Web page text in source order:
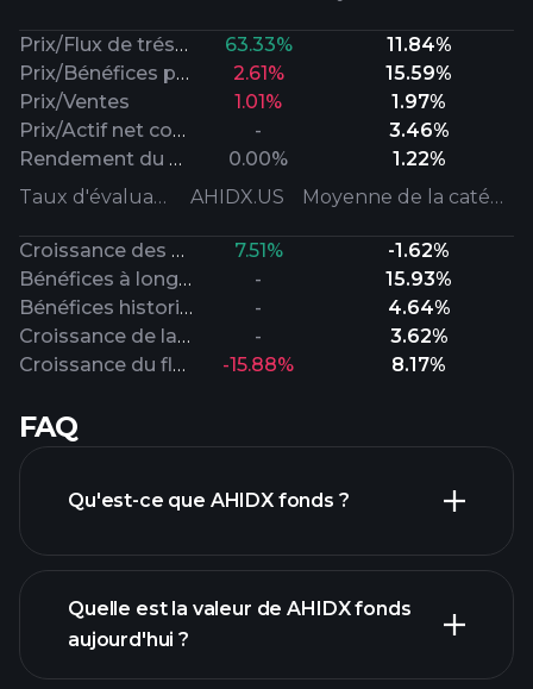
Prix/Flux de trésorerie 63.33%
11.84%
Prix/Bénéfices prévisionnels
2.61%
15.59%
Prix/Ventes
1.01%
1.97%
Prix/Actif net comptable
-
3.46%
Rendement du dividende
0.00%
1.22%
Taux d'évaluation
AHIDX.US Moyenne de la catégorie
Croissance des ventes 7.51%
-1.62%
Bénéfices à long terme
-
15.93%
Bénéfices historiques
-
4.64%
Croissance de la valeur comptable
-
3.62%
Croissance du flux de trésorerie
-15.88% 8.17%
FAQ
Qu'est-ce que AHIDX fonds ?
Quelle est la valeur de AHIDX fonds
aujourd'hui ?